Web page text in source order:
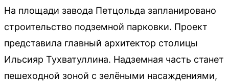
На площади завода Петцольда запланировано
строительство подземной парковки. Проект
представила главный архитектор столицы
Ильсияр Тухватуллина. Надземная часть станет
пешеходной зоной с зелёными насаждениями,